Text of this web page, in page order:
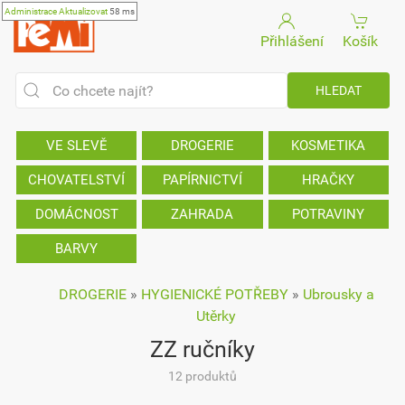
AdministraceAktualizovat 58 ms
Přihlášení Košík
VE SLEVĚ DROGERIE KOSMETIKA
CHOVATELSTVÍ PAPÍRNICTVÍ HRAČKY
DOMÁCNOST ZAHRADA POTRAVINY
BARVY
DROGERIE» HYGIENICKÉ POTŘEBY» Ubrousky a
Utěrky
ZZ ručníky
12 produktů